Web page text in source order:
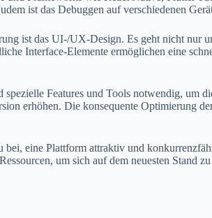
ist das Debuggen auf verschiedenen
ist das UI-/UX-Design. Es geht nicht nur
Interface-Elemente ermöglichen eine
Features und Tools notwendig, um
erhöhen. Die konsequente
bei, eine Plattform attraktiv und
um sich auf dem neuesten Stand